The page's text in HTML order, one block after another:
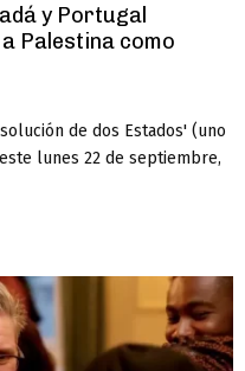
y Portugal
Palestina como
de dos Estados' (uno
lunes 22 de septiembre,